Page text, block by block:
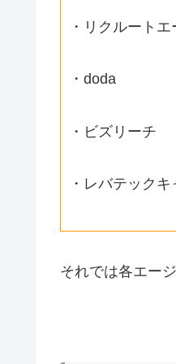
・リクルートエ
・doda
・ビズリーチ
・レバテックキ
それでは各エー